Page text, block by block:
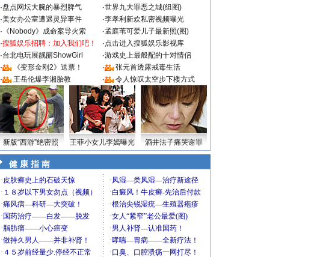
·盘点网坛大腕的暴烈脾气 ·世界九大罪恶之城(组图)
·美女办公室遭遇灵异事件 ·李孝利新欢私密视频曝光
· 《Nobody》成命案导火索 ·孟庭苇可爱儿子最新照(图)
·搜狐娱乐招聘：加入我们吧！ ·点击进入搜狐娱乐影视库
·台北电玩展靓丽ShowGirl ·游戏史上最般配的十对情侣
·
《变形金刚2》送票！ ·
张元首透露戒毒生活
·
王岳伦爆李湘胎教 · 令人惊叹太空步下楼方式
新版“西游”绝密照 王菲小女儿李嫣曝光 酒井法子痛哭谢罪
健 康 指 南